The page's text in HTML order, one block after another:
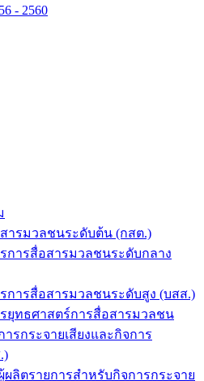
- 2560
ารมวลชนระดับต้น (กสต.)
การสื่อสารมวลชนระดับกลาง
การสื่อสารมวลชนระดับสูง (บสส.)
ยุทธศาสตร์การสื่อสารมวลชน
รกระจายเสียงและกิจการ
ลิตรายการสำหรับกิจการกระจาย